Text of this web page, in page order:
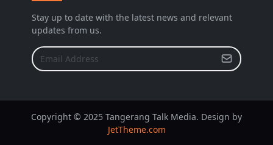
Stay up to date with the latest news and relevant
updates from us.
Copyright © 2025 Tangerang Talk Media. Design by
JetTheme.com